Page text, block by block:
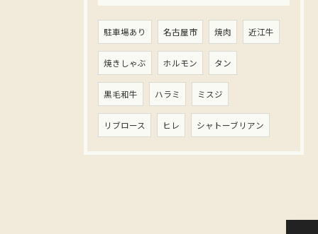
駐車場あり 名古屋市 焼肉 近江牛
焼きしゃぶ ホルモン タン
黒毛和牛 ハラミ ミスジ
リブロース ヒレ シャトーブリアン